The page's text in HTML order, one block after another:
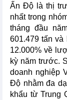
Ấn Độ là thị
nhất trong
tháng đầu
601.479 tấn và
12.000% về
kỳ năm trước.
doanh nghiệp
Độ nhằm đa
khẩu từ Trung